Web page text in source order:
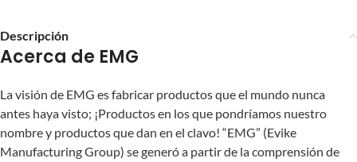
Descripción
Acerca de EMG
La visión de EMG es fabricar productos que el mundo nunca
antes haya visto; ¡Productos en los que pondríamos nuestro
nombre y productos que dan en el clavo! “EMG” (Evike
Manufacturing Group) se generó a partir de la comprensión de